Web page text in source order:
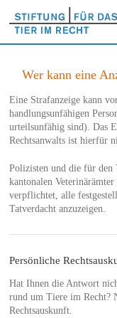
Wer kann eine
Eine Strafanzeige kann
handlungsunfähigen
urteilsunfähig sind). Das
Rechtsanwalts ist hierfür
Polizisten und die für den
kantonalen
verpflichtet, alle
Tatverdacht anzuzeigen.
Persönliche
Hat Ihnen die Antwort
rund um Tiere im Recht?
Rechtsauskunft.